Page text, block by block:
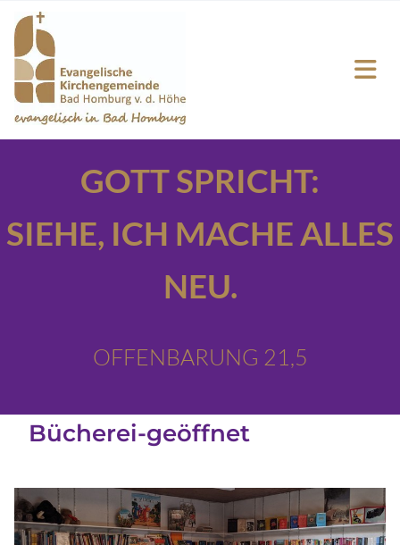
GOTT SPRICHT:
SIEHE, ICH MACHE ALLES
NEU.
OFFENBARUNG 21,5
Bücherei-geöffnet